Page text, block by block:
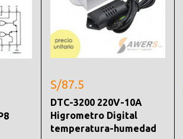
S/87.5
DTC-3200 220V-10A
Higrometro Digital
temperatura-humedad